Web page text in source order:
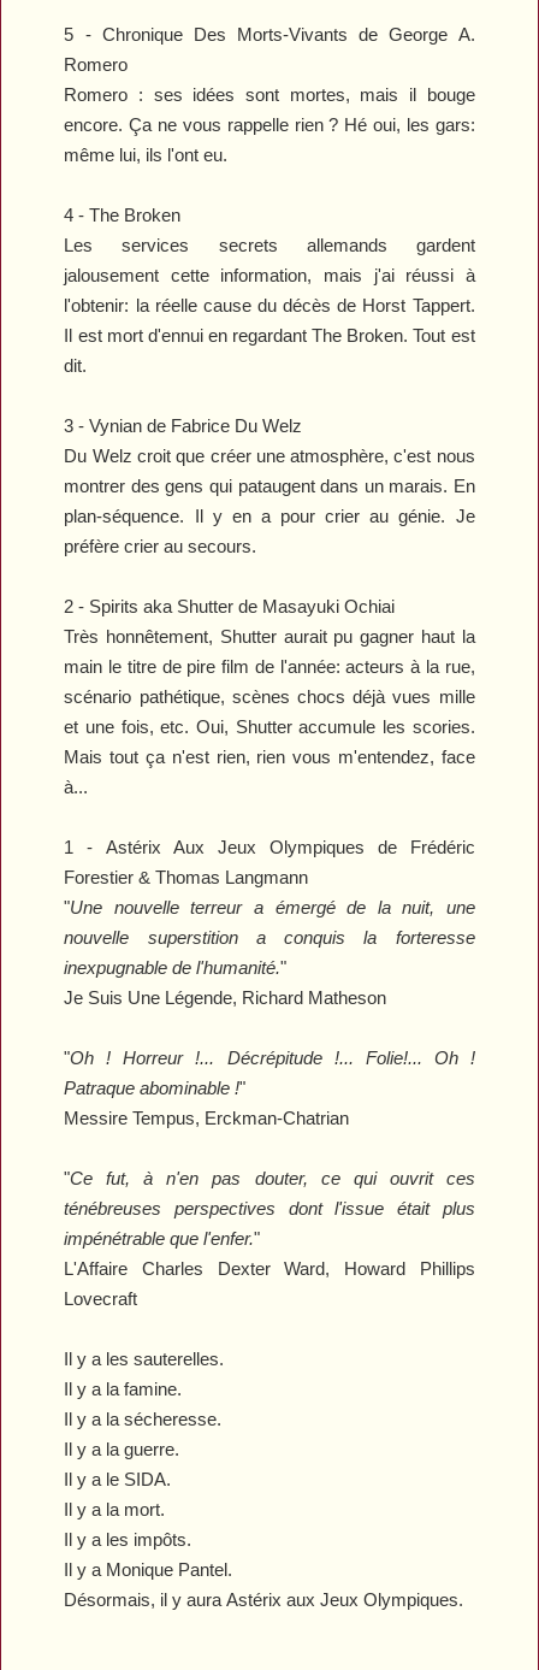
5 - Chronique Des Morts-Vivants de George A.
Romero
Romero : ses idées sont mortes, mais il bouge
encore. Ça ne vous rappelle rien ? Hé oui, les gars:
même lui, ils l'ont eu.
4 -The Broken
Les services secrets allemands gardent
jalousement cette information, mais j'ai réussi à
l'obtenir: la réelle cause du décès de Horst Tappert.
Il est mort d'ennui en regardantThe Broken. Tout est
dit.
3 -Vynian de Fabrice Du Welz
Du Welz croit que créer une atmosphère, c'est nous
montrer des gens qui pataugent dans un marais. En
plan-séquence. Il y en a pour crier au génie. Je
préfère crier au secours.
2 - Spirits aka Shutter de Masayuki Ochiai
Très honnêtement, Shutteraurait pu gagner haut la
main le titre de pire film de l'année: acteurs à la rue,
scénario pathétique, scènes chocs déjà vues mille
et une fois, etc. Oui, Shutteraccumule les scories.
Mais tout ça n'est rien, rien vous m'entendez, face
à...
1 -Astérix Aux Jeux Olympiques de Frédéric
Forestier & Thomas Langmann
"Une nouvelle terreur a émergé de la nuit, une
nouvelle superstition a conquis la forteresse
inexpugnable de l'humanité."
Je Suis Une Légende, Richard Matheson
"Oh ! Horreur !... Décrépitude !... Folie!... Oh !
Patraque abominable !"
Messire Tempus, Erckman-Chatrian
"Ce fut, à n'en pas douter, ce qui ouvrit ces
ténébreuses perspectives dont l'issue était plus
impénétrable que l'enfer."
L'Affaire Charles Dexter Ward, Howard Phillips
Lovecraft
Il y a les sauterelles.
Il y a la famine.
Il y a la sécheresse.
Il y a la guerre.
Il y a le SIDA.
Il y a la mort.
Il y a les impôts.
Il y a Monique Pantel.
Désormais, il y auraAstérix aux Jeux Olympiques.